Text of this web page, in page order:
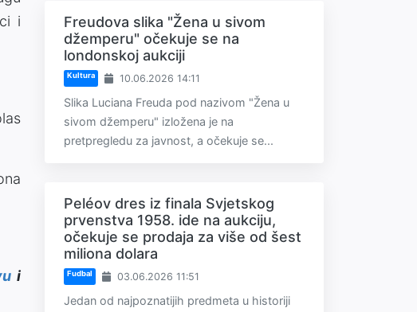
i
i
Freudova slika "Žena u sivom
džemperu" očekuje se na
londonskoj aukciji
Kultura 10.06.2026 14:11
Slika Luciana Freuda pod nazivom "Žena u
sivom džemperu" izložena je na
pretpregledu za javnost, a očekuje se...
Peléov dres iz finala Svjetskog
prvenstva 1958. ide na aukciju,
očekuje se prodaja za više od šest
miliona dolara
Fudbal 03.06.2026 11:51
Jedan od najpoznatijih predmeta u historiji